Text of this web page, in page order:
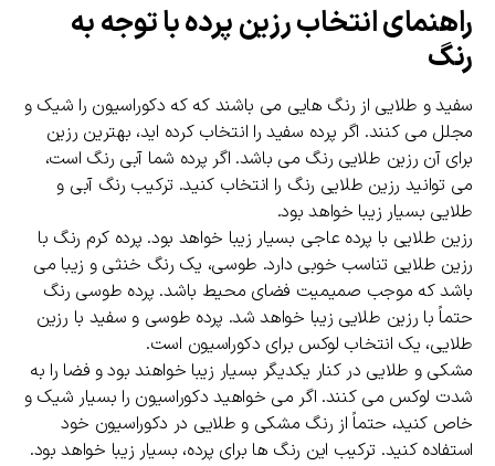
راهنمای انتخاب رزین پرده با توجه به
رنگ
سفید و طلایی از رنگ هایی می باشند که که دکوراسیون را شیک و
مجلل می کنند. اگر پرده سفید را انتخاب کرده اید، بهترین رزین
برای آن رزین طلایی رنگ می باشد. اگر پرده شما آبی رنگ است،
می توانید رزین طلایی رنگ را انتخاب کنید. ترکیب رنگ آبی و
طلایی بسیار زیبا خواهد بود.
رزین طلایی با پرده عاجی بسیار زیبا خواهد بود. پرده کرم رنگ با
رزین طلایی تناسب خوبی دارد. طوسی، یک رنگ خنثی و زیبا می
باشد که موجب صمیمیت فضای محیط باشد. پرده طوسی رنگ
حتماً با رزین طلایی زیبا خواهد شد. پرده طوسی و سفید با رزین
طلایی، یک انتخاب لوکس برای دکوراسیون است.
مشکی و طلایی در کنار یکدیگر بسیار زیبا خواهند بود و فضا را به
شدت لوکس می کنند. اگر می خواهید دکوراسیون را بسیار شیک و
خاص کنید، حتماً از رنگ مشکی و طلایی در دکوراسیون خود
استفاده کنید. ترکیب این رنگ ها برای پرده، بسیار زیبا خواهد بود.